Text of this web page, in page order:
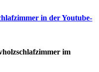
in der Youtube-
im